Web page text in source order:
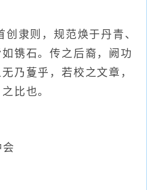
隶则，规范焕于丹青、
镌石。传之后裔，阙功
乃藑乎，若校之文章，
比也。